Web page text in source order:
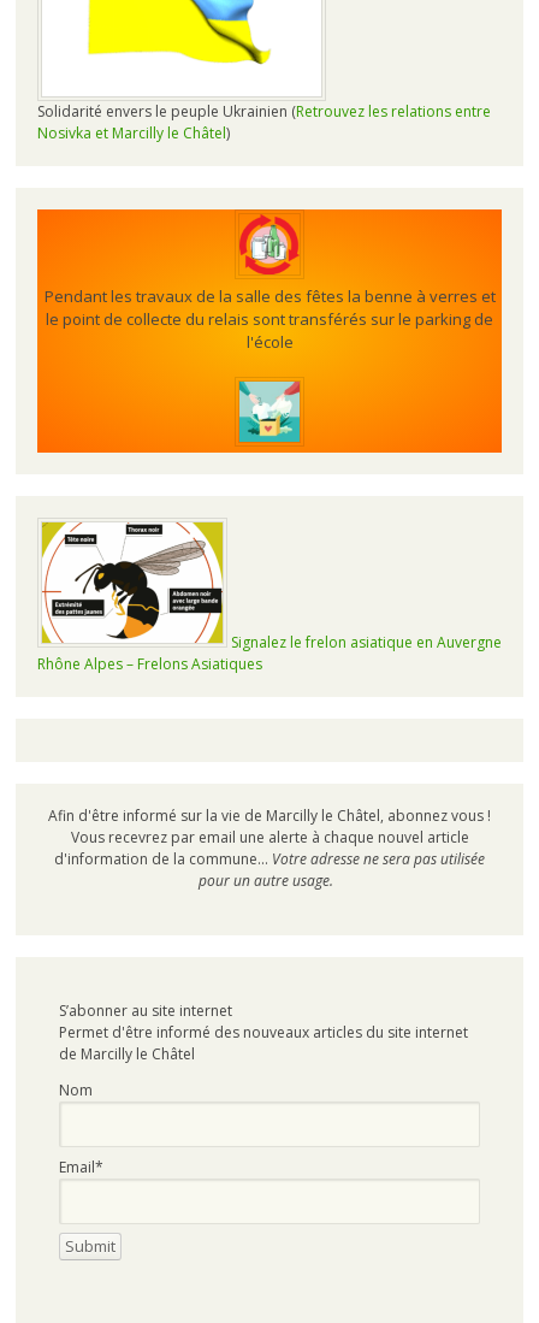
Solidarité envers le peuple Ukrainien (Retrouvez les relations entre
Nosivka et Marcilly le Châtel)
Pendant les travaux de la salle des fêtes la benne à verres et
le point de collecte du relais sont transférés sur le parking de
l'école
Signalez le frelon asiatique en Auvergne
Rhône Alpes – Frelons Asiatiques
Afin d'être informé sur la vie de Marcilly le Châtel, abonnez vous !
Vous recevrez par email une alerte à chaque nouvel article
d'information de la commune... Votre adresse ne sera pas utilisée
pour un autre usage.
S’abonner au site internet
Permet d'être informé des nouveaux articles du site internet
de Marcilly le Châtel
Nom
Email*